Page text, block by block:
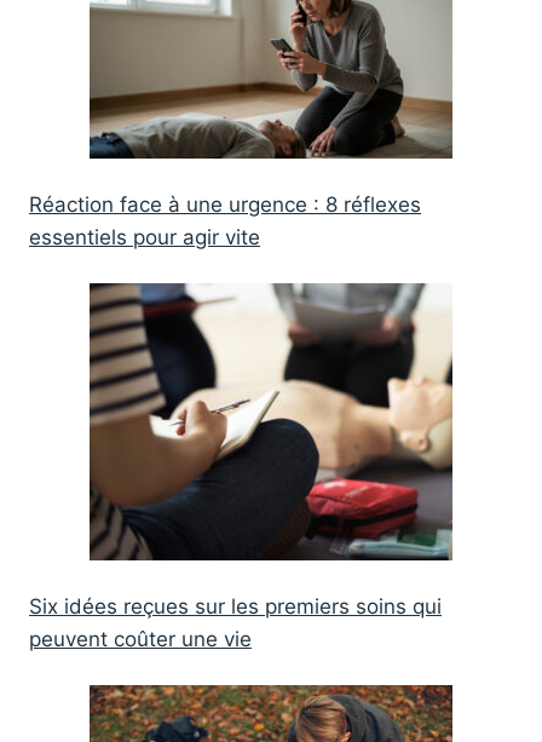
Réaction face à une urgence : 8 réflexes
essentiels pour agir vite
Six idées reçues sur les premiers soins qui
peuvent coûter une vie